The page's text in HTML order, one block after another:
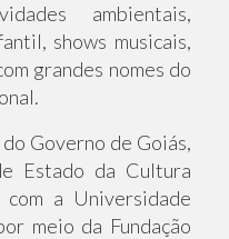
ambientais,
shows musicais,
grandes nomes do
Governo de Goiás,
Estado da Cultura
com a Universidade
meio da Fundação